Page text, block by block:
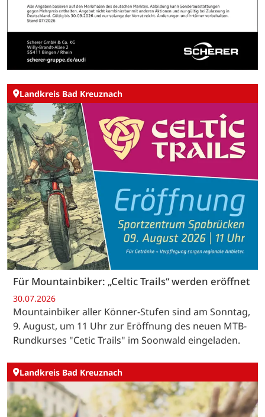
Landkreis Bad Kreuznach
Für Mountainbiker: „Celtic Trails“ werden eröffnet
30.07.2026
Mountainbiker aller Könner-Stufen sind am Sonntag,
9. August, um 11 Uhr zur Eröffnung des neuen MTB-
Rundkurses "Cetic Trails" im Soonwald eingeladen.
Landkreis Bad Kreuznach